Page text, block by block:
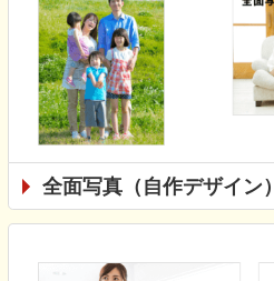
全面写真（自作デザイン）